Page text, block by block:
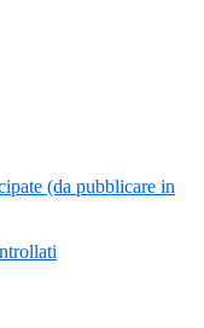
(da pubblicare in